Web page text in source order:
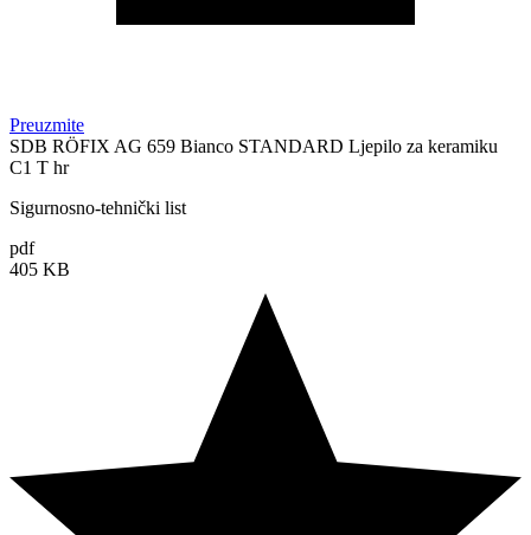
Preuzmite
SDB RÖFIX AG 659 Bianco STANDARD Ljepilo za keramiku
C1 T hr
Sigurnosno-tehnički list
pdf
405 KB